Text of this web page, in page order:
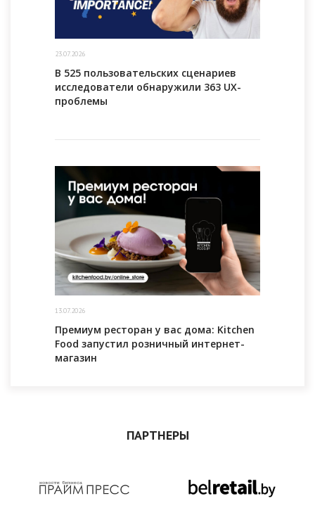
23.07.2026
В 525 пользовательских сценариев
исследователи обнаружили 363 UX-
проблемы
13.07.2026
Премиум ресторан у вас дома: Kitchen
Food запустил розничный интернет-
магазин
ПАРТНЕРЫ